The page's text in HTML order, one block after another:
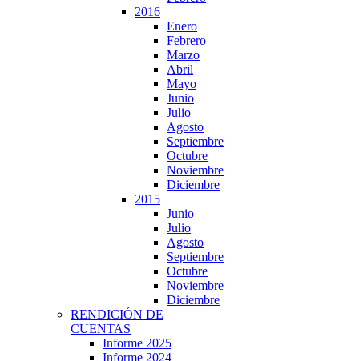
2016
Enero
Febrero
Marzo
Abril
Mayo
Junio
Julio
Agosto
Septiembre
Octubre
Noviembre
Diciembre
2015
Junio
Julio
Agosto
Septiembre
Octubre
Noviembre
Diciembre
RENDICIÓN DE
CUENTAS
Informe 2025
Informe 2024